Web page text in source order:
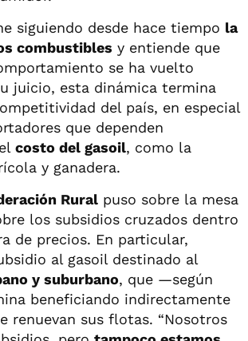
siguiendo desde hace tiempo la
combustibles y entiende que
se ha vuelto
juicio, esta dinámica termina
del país, en especial
que dependen
costo del gasoil, como la
y ganadera.
Rural puso sobre la mesa
los subsidios cruzados dentro
de precios. En particular,
al gasoil destinado al
y suburbano, que —según
beneficiando indirectamente
renuevan sus flotas. “Nosotros